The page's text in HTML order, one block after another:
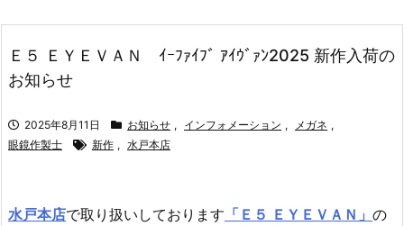
Ｅ５ ＥＹＥＶＡＮ ｲｰﾌｧｲﾌﾞ ｱｲｳﾞｧﾝ2025 新作入荷の
お知らせ
2025年8月11日 お知らせ , インフォメーション , メガネ ,
眼鏡作製士
新作 , 水戸本店
水戸本店で取り扱いしております 「Ｅ５ ＥＹＥＶＡＮ」 の